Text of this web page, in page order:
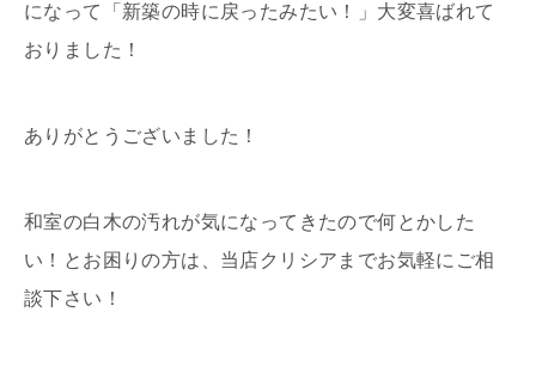
になって「新築の時に戻ったみたい！」大変喜ばれて
おりました！
ありがとうございました！
和室の白木の汚れが気になってきたので何とかした
い！とお困りの方は、当店クリシアまでお気軽にご相
談下さい！